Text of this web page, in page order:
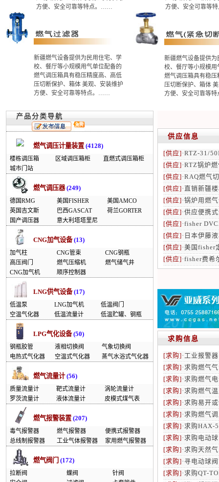
方便、安全可靠等特点。……
方便、安全可靠等
新疆燃气设备提供为民用住宅、学
校、餐厅等小规模用气单位配备的
燃气调压箱具有稳压精度高、高低
压切断保护、箱体 美观、安装维护
方便、安全可靠等特点。……
新疆燃气设备提供为
校、餐厅等小规模用
燃气调压箱具有稳压
压切断保护、箱体
方便、安全可靠等
产品分类导航
燃气调压计量装置 (4128)
楼栋调压箱 区域调压箱柜
直燃式调压箱柜
城市门站
燃气调压器(249)
德国RMG 美国FISHER
美国AMCO
英国吉文斯
巴西GASCAT
荷兰GORTER
国产调压器
意大利塔塔里尼
CNG加气设备(13)
加气柱 CNG管束
CNG钢瓶
高压阀门
燃气压缩机
燃气储气井
CNG加气机
顺序控制器
LNG供气设备(17)
低温泵 LNG加气机
低温阀门
空温气化器
低温流量计 低温贮罐、钢瓶
LPG气化设备(50)
钢瓶胶管 液相切换阀
气象切换阀
电热式气化器
空温式气化器 蒸气水浴式气化器
燃气流量计(56)
质量流量计 靶式流量计
涡轮流量计
罗茨流量计
液体流量计 皮模式煤气表
燃气报警装置 (207)
毒气报警器 燃气报警器
便携式报警器
总线制报警器
工业气体报警器 家用燃气报警器
燃气阀门 (172)
拉断阀 蝶阀
针阀
供应信息
[供应]·RTZ-31/
[供应]·RTZ锅炉
[供应]·RAQ燃气
[供应]· 直销新疆
[供应]·锅炉用燃
[供应]·供应便携
[供应]·fisher
[供应]· 日本伊藤
[供应]·美国fisher
[供应]·fisher费希
求购信息
[求购]· 工业报警
[求购]·求购燃气
[求购]·求购燃气
[求购]·求购燃气
[求购]·求购易开
[求购]·求购燃气
[求购]·求购HAX-
[求购]·求购电动
[求购]·求购天然
[求购]· 寻电动球
[求购]·求购QT-